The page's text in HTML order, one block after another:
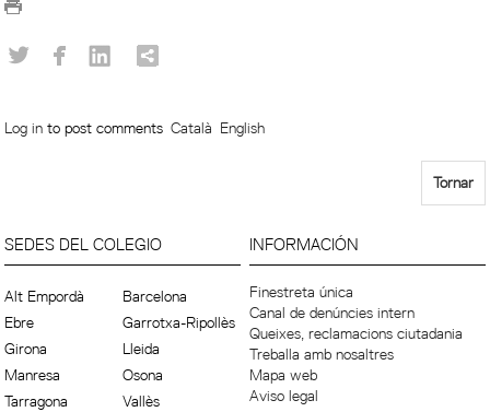
Log in to post comments Català English
Tornar
SEDES DEL COLEGIO
Alt Empordà
Barcelona
Ebre
Garrotxa-Ripollès
Girona
Lleida
Manresa
Osona
Tarragona
Vallès
INFORMACIÓN
Finestreta única
Canal de denúncies intern
Queixes, reclamacions ciutadania
Treballa amb nosaltres
Mapa web
Aviso legal